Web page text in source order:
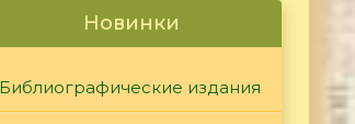
Новинки
Библиографические издания